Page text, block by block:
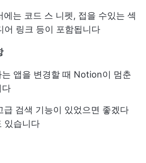
는 코드 스 니펫, 접을 수있는 섹
어 링크 등이 포함됩니다
는 앱을 변경할 때 Notion이 멈춘
다
검색 기능이 있었으면 좋겠다
있습니다